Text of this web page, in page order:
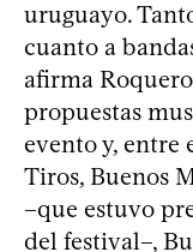
uruguayo.
cuanto a
afirma
propuestas
evento y, entre
Tiros, Buenos
–que estuvo
del festival–,